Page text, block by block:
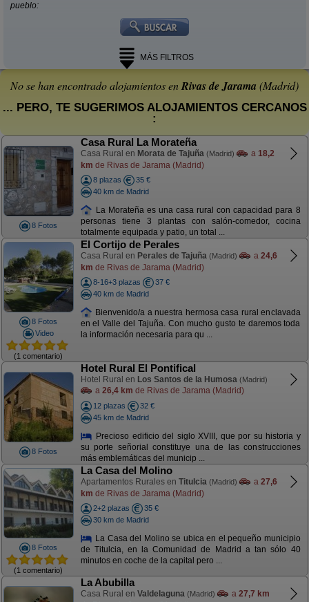
pueblo:
MÁS FILTROS
No se han encontrado alojamientos enRivas de Jarama (Madrid)
... PERO, TE SUGERIMOS ALOJAMIENTOS CERCANOS
:
8 Fotos
Casa Rural La Morateña
Casa Rural en Morata de Tajuña (Madrid) a 18,2
km de Rivas de Jarama (Madrid)
8 plazas
35 €
40 km de Madrid
La Morateña es una casa rural con capacidad para 8
personas tiene 3 plantas con salón-comedor, cocina
totalmente equipada y patio, un total ...
8 Fotos
Video
(1 comentario)
El Cortijo de Perales
Casa Rural en Perales de Tajuña (Madrid) a 24,6
km de Rivas de Jarama (Madrid)
8-16+3 plazas
37 €
40 km de Madrid
Bienvenido/a a nuestra hermosa casa rural enclavada
en el Valle del Tajuña. Con mucho gusto te daremos toda
la información necesaria para qu ...
8 Fotos
Hotel Rural El Pontifical
Hotel Rural en Los Santos de la Humosa (Madrid)
a 26,4 km de Rivas de Jarama (Madrid)
12 plazas
32 €
45 km de Madrid
Precioso edificio del siglo XVIII, que por su historia y
su porte señorial constituye una de las construcciones
más emblemáticas del municip ...
8 Fotos
(1 comentario)
La Casa del Molino
Apartamentos Rurales en Titulcia (Madrid) a 27,6
km de Rivas de Jarama (Madrid)
2+2 plazas
35 €
30 km de Madrid
La Casa del Molino se ubica en el pequeño municipio
de Titulcia, en la Comunidad de Madrid a tan sólo 40
minutos en coche de la capital pero ...
La Abubilla
Casa Rural en Valdelaguna (Madrid) a 27,7 km